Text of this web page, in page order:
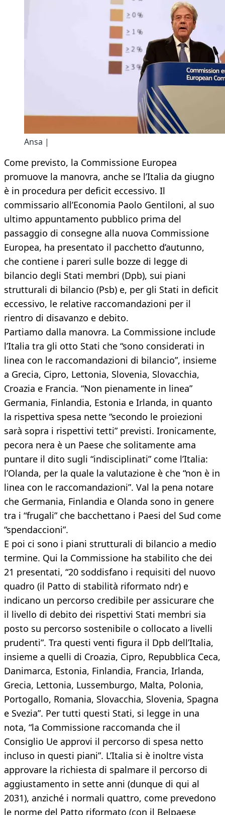
Ansa |
Come previsto, la Commissione Europea
promuove la manovra, anche se l’Italia da giugno
è in procedura per deficit eccessivo. Il
commissario all’Economia Paolo Gentiloni, al suo
ultimo appuntamento pubblico prima del
passaggio di consegne alla nuova Commissione
Europea, ha presentato il pacchetto d’autunno,
che contiene i pareri sulle bozze di legge di
bilancio degli Stati membri (Dpb), sui piani
strutturali di bilancio (Psb) e, per gli Stati in deficit
eccessivo, le relative raccomandazioni per il
rientro di disavanzo e debito.
Partiamo dalla manovra. La Commissione include
l’Italia tra gli otto Stati che “sono considerati in
linea con le raccomandazioni di bilancio”, insieme
a Grecia, Cipro, Lettonia, Slovenia, Slovacchia,
Croazia e Francia. “Non pienamente in linea”
Germania, Finlandia, Estonia e Irlanda, in quanto
la rispettiva spesa nette “secondo le proiezioni
sarà sopra i rispettivi tetti” previsti. Ironicamente,
pecora nera è un Paese che solitamente ama
puntare il dito sugli “indisciplinati” come l’Italia:
l’Olanda, per la quale la valutazione è che “non è in
linea con le raccomandazioni”. Val la pena notare
che Germania, Finlandia e Olanda sono in genere
tra i “frugali” che bacchettano i Paesi del Sud come
“spendaccioni”.
E poi ci sono i piani strutturali di bilancio a medio
termine. Qui la Commissione ha stabilito che dei
21 presentati, “20 soddisfano i requisiti del nuovo
quadro (il Patto di stabilità riformato ndr) e
indicano un percorso credibile per assicurare che
il livello di debito dei rispettivi Stati membri sia
posto su percorso sostenibile o collocato a livelli
prudenti”. Tra questi venti figura il Dpb dell’Italia,
insieme a quelli di Croazia, Cipro, Repubblica Ceca,
Danimarca, Estonia, Finlandia, Francia, Irlanda,
Grecia, Lettonia, Lussemburgo, Malta, Polonia,
Portogallo, Romania, Slovacchia, Slovenia, Spagna
e Svezia”. Per tutti questi Stati, si legge in una
nota, “la Commissione raccomanda che il
Consiglio Ue approvi il percorso di spesa netto
incluso in questi piani”. L’Italia si è inoltre vista
approvare la richiesta di spalmare il percorso di
aggiustamento in sette anni (dunque di qui al
2031), anziché i normali quattro, come prevedono
le norme del Patto riformato (con il Belpaese